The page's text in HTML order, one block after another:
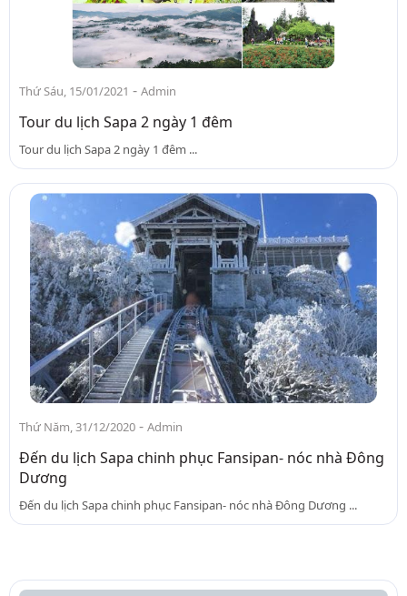
Thứ Sáu, 15/01/2021 - Admin
Tour du lịch Sapa 2 ngày 1 đêm
Tour du lịch Sapa 2 ngày 1 đêm ...
Thứ Năm, 31/12/2020 - Admin
Đến du lịch Sapa chinh phục Fansipan- nóc nhà Đông
Dương
Đến du lịch Sapa chinh phục Fansipan- nóc nhà Đông Dương ...